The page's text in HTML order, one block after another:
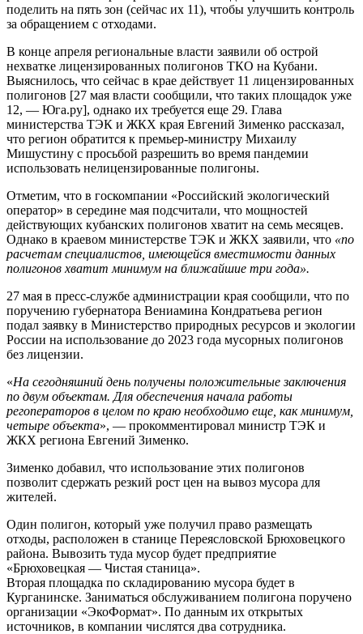
поделить на пять зон (сейчас их 11), чтобы улучшить контроль
за обращением с отходами.
В конце апреля региональные власти заявили об острой
нехватке лицензированных полигонов ТКО на Кубани.
Выяснилось, что сейчас в крае действует 11 лицензированных
полигонов [27 мая власти сообщили, что таких площадок уже
12, — Юга.ру], однако их требуется еще 29. Глава
министерства ТЭК и ЖКХ края Евгений Зименко рассказал,
что регион обратится к премьер-министру Михаилу
Мишустину с просьбой разрешить во время пандемии
использовать нелицензированные полигоны.
Отметим, что в госкомпании «Российский экологический
оператор» в середине мая подсчитали, что мощностей
действующих кубанских полигонов хватит на семь месяцев.
Однако в краевом министерстве ТЭК и ЖКХ заявили, что «по
расчетам специалистов, имеющейся вместимости данных
полигонов хватит минимум на ближайшие три года».
27 мая в пресс-службе администрации края сообщили, что по
поручению губернатора Вениамина Кондратьева регион
подал заявку в Министерство природных ресурсов и экологии
России на использование до 2023 года мусорных полигонов
без лицензии.
«На сегодняшний день получены положительные заключения
по двум объектам. Для обеспечения начала работы
регоператоров в целом по краю необходимо еще, как минимум,
четыре объекта», — прокомментировал министр ТЭК и
ЖКХ региона Евгений Зименко.
Зименко добавил, что использование этих полигонов
позволит сдержать резкий рост цен на вывоз мусора для
жителей.
Один полигон, который уже получил право размещать
отходы, расположен в станице Переясловской Брюховецкого
района. Вывозить туда мусор будет предприятие
«Брюховецкая — Чистая станица».
Вторая площадка по складированию мусора будет в
Курганинске. Заниматься обслуживанием полигона поручено
организации «ЭкоФормат». По данным их открытых
источников, в компании числятся два сотрудника.